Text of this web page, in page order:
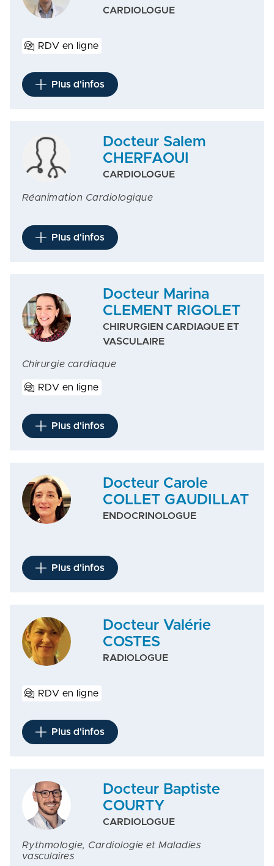
CARDIOLOGUE
RDV en ligne
Plus d'infos
Docteur Salem
CHERFAOUI
CARDIOLOGUE
Réanimation Cardiologique
Plus d'infos
Docteur Marina
CLEMENT RIGOLET
CHIRURGIEN CARDIAQUE ET
VASCULAIRE
Chirurgie cardiaque
RDV en ligne
Plus d'infos
Docteur Carole
COLLET GAUDILLAT
ENDOCRINOLOGUE
Plus d'infos
Docteur Valérie
COSTES
RADIOLOGUE
RDV en ligne
Plus d'infos
Docteur Baptiste
COURTY
CARDIOLOGUE
Rythmologie, Cardiologie et Maladies
vasculaires